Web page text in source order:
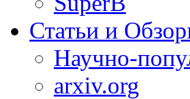
Статьи и
Научно-
arxiv.org